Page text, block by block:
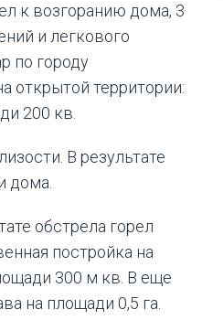
к возгоранию дома, 3
и легкового
по городу
открытой территории:
200 кв.
В результате
дома.
обстрела горел
постройка на
300 м кв. В еще
на площади 0,5 га.